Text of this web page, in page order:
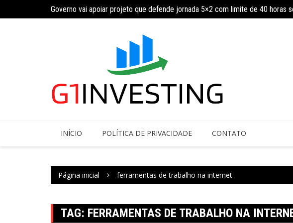
Governo vai apoiar projeto que defende jornada 5×2 com limite de 40 horas
INÍCIO POLÍTICA DE PRIVACIDADE CONTATO
Página inicial ferramentas de trabalho na internet
TAG: FERRAMENTAS DE TRABALHO NA